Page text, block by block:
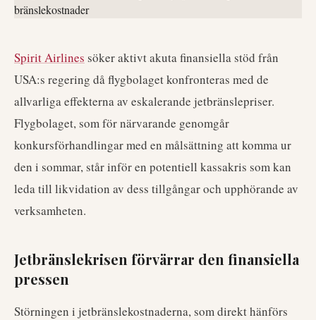
Spirit Airlines söker aktivt akuta finansiella stöd från
USA:s regering då flygbolaget konfronteras med de
allvarliga effekterna av eskalerande jetbränslepriser.
Flygbolaget, som för närvarande genomgår
konkursförhandlingar med en målsättning att komma ur
den i sommar, står inför en potentiell kassakris som kan
leda till likvidation av dess tillgångar och upphörande av
verksamheten.
Jetbränslekrisen förvärrar den finansiella
pressen
Störningen i jetbränslekostnaderna, som direkt hänförs